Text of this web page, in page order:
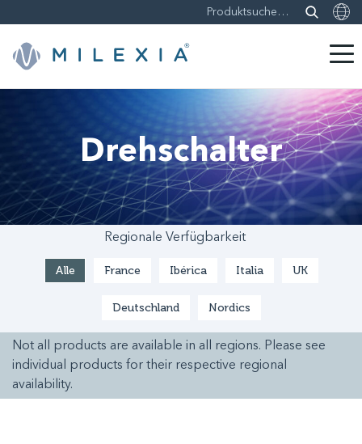
Drehschalter
Regionale Verfügbarkeit
Alle France Ibérica Italia UK
Deutschland Nordics
Not all products are available in all regions. Please see
individual products for their respective regional
availability.